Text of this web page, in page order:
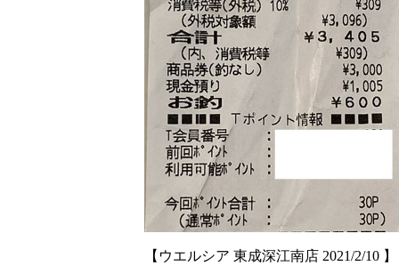
【ウエルシア 東成深江南店 2021/2/10 】